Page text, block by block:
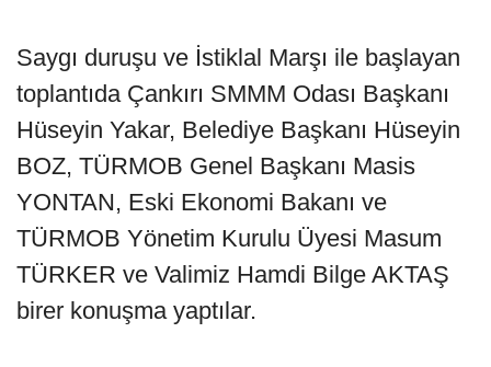
Saygı duruşu ve İstiklal Marşı ile başlayan
toplantıda Çankırı SMMM Odası Başkanı
Hüseyin Yakar, Belediye Başkanı Hüseyin
BOZ, TÜRMOB Genel Başkanı Masis
YONTAN, Eski Ekonomi Bakanı ve
TÜRMOB Yönetim Kurulu Üyesi Masum
TÜRKER ve Valimiz Hamdi Bilge AKTAŞ
birer konuşma yaptılar.